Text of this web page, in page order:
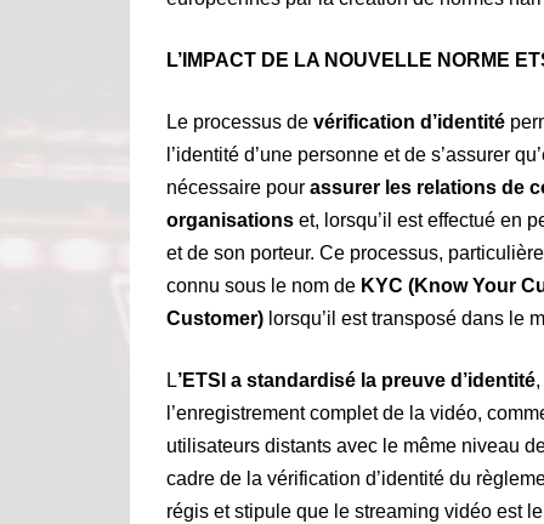
L’IMPACT DE LA NOUVELLE NORME
Le processus de vérification d’identité
l’identité d’une personne et de s’assurer
nécessaire pour assurer les relations de
organisations et, lorsqu’il est effectué en
et de son porteur. Ce processus,
connu sous le nom de KYC (Know Your
Customer) lorsqu’il est transposé dans le
L’ETSI a standardisé la preuve d’identité
l’enregistrement complet de la vidéo,
utilisateurs distants avec le même niveau
cadre de la vérification d’identité du
régis et stipule que le streaming vidéo est